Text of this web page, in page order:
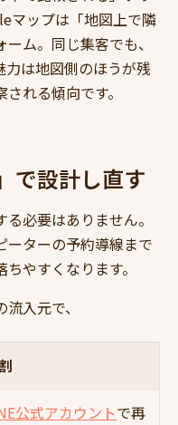
マップは「地図上で隣
ム。同じ集客でも、
は地図側のほうが残
れる傾向です。
で設計し直す
必要はありません。
ーターの予約導線まで
やすくなります。
入元で、
公式アカウントで再